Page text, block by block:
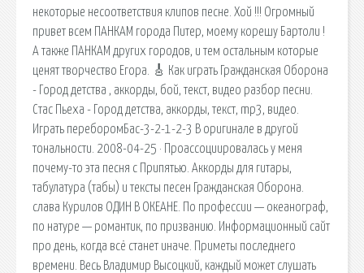
некоторые несоответствия клипов песне. Хой !!! Огромный
привет всем ПАНКАМ города Питер, моему корешу Бартоли !
А также ПАНКАМ других городов, и тем остальным которые
ценят творчество Егора. 🎸 Как играть Гражданская Оборона
- Город детства , аккорды, бой, текст, видео разбор песни.
Стас Пьеха - Город детства, аккорды, текст, mp3, видео.
Играть переборомБас-3-2-1-2-3 В оригинале в другой
тональности. 2008-04-25 · Проассоциировалась у меня
почему-то эта песня с Припятью. Аккорды для гитары,
табулатура (табы) и тексты песен Гражданская Оборона.
cлава Курилов ОДИН В ОКЕАНЕ. По профессии — океанограф,
по натуре — романтик, по призванию. Информационный сайт
про день, когда всё станет иначе. Приметы последнего
времени. Весь Владимир Высоцкий, каждый может слушать